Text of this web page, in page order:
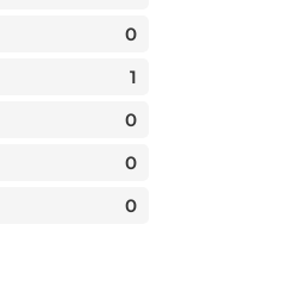
0
1
0
0
0